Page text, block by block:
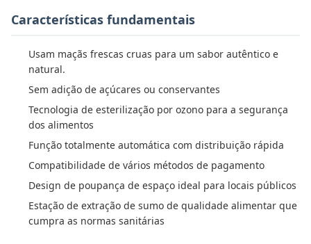
Características fundamentais
Usam maçãs frescas cruas para um sabor autêntico e
natural.
Sem adição de açúcares ou conservantes
Tecnologia de esterilização por ozono para a segurança
dos alimentos
Função totalmente automática com distribuição rápida
Compatibilidade de vários métodos de pagamento
Design de poupança de espaço ideal para locais públicos
Estação de extração de sumo de qualidade alimentar que
cumpra as normas sanitárias